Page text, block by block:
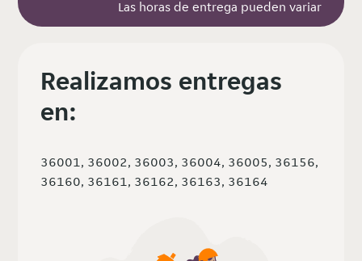
Las horas de entrega pueden variar
Realizamos entregas
en:
36001, 36002, 36003, 36004, 36005, 36156,
36160, 36161, 36162, 36163, 36164